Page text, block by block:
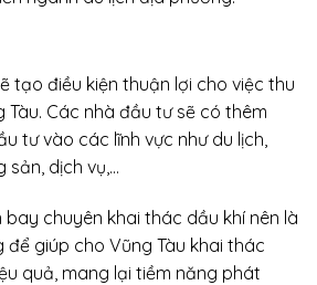
tạo điều kiện thuận lợi cho việc thu
Tàu. Các nhà đầu tư sẽ có thêm
tư vào các lĩnh vực như du lịch,
sản, dịch vụ,…
chuyên khai thác dầu khí nên là
giúp cho Vũng Tàu khai thác
quả, mang lại tiềm năng phát